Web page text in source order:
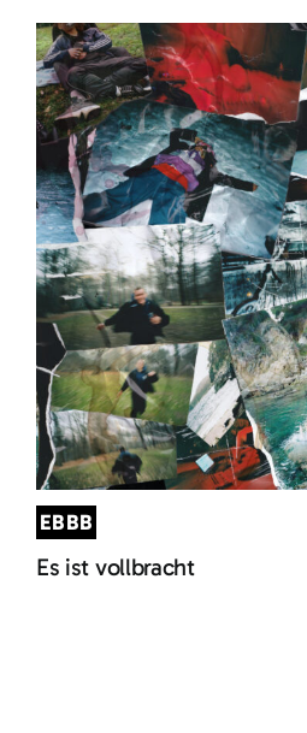
EBBB
Es ist vollbracht